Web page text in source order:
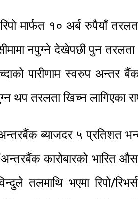
रिपो मार्फत १० अर्ब रुपैयाँ
नपुग्ने देखेपछी पुन तरलता
पारीणाम स्वरुप अन्तर बैंक
थप तरलता खिच्न लागिएका
ब्याजदर ५ प्रतिशत
कारोबारको भारित
तलमाथि भएमा रिपो/